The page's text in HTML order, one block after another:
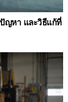
ญหา และวิธีแก้ที่